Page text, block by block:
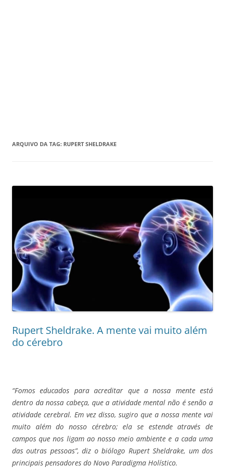
ARQUIVO DA TAG: RUPERT SHELDRAKE
Rupert Sheldrake. A mente vai muito além
do cérebro
“Fomos educados para acreditar que a nossa mente está
dentro da nossa cabeça, que a atividade mental não é senão a
atividade cerebral. Em vez disso, sugiro que a nossa mente vai
muito além do nosso cérebro; ela se estende através de
campos que nos ligam ao nosso meio ambiente e a cada uma
das outras pessoas”, diz o biólogo Rupert Sheldrake, um dos
principais pensadores do Novo Paradigma Holístico.